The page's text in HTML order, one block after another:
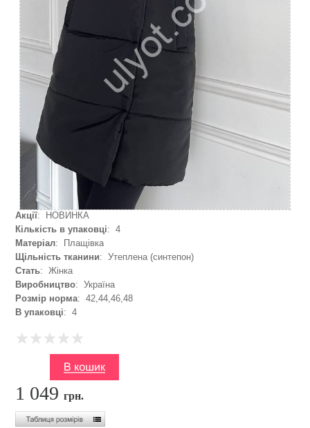
Акції: НОВИНКА
Кількість в упаковці: 4
Матеріал: Плащівка
Щільність тканини: Утеплена (синтепон)
Стать: Жінка
Виробництво: Україна
Розмір норма: 42,44,46,48
В упаковці: 4
1 049грн.